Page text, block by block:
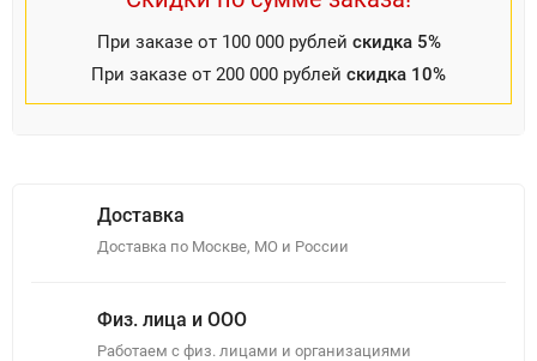
При заказе от 100 000 рублей скидка 5%
При заказе от 200 000 рублей скидка 10%
Доставка
Доставка по Москве, МО и России
Физ. лица и ООО
Работаем с физ. лицами и организациями